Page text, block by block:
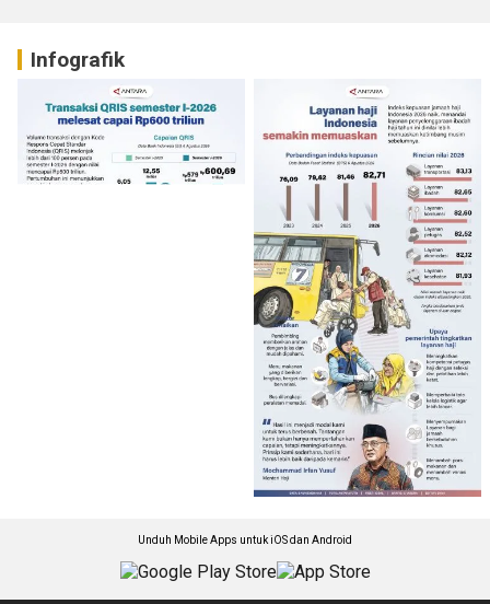
Infografik
Unduh Mobile Apps untuk iOS dan Android